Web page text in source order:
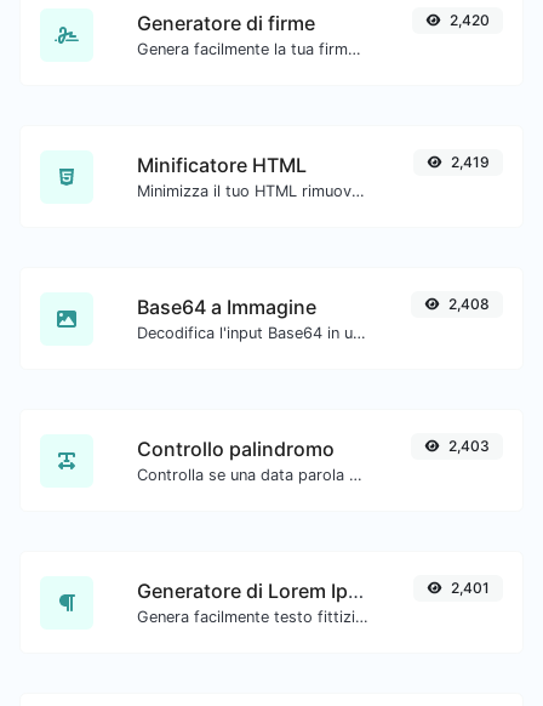
Generatore di firme
Genera facilmente la tua firma personalizzata e scaricala con facilità.
2,420
Minificatore HTML
Minimizza il tuo HTML rimuovendo tutti i caratteri non necessari.
2,419
Base64 a Immagine
Decodifica l'input Base64 in un'immagine.
2,408
Controllo palindromo
Controlla se una data parola o frase è un palindromo (se si legge allo stesso modo avanti e indietro).
2,403
Generatore di Lorem Ipsum
Genera facilmente testo fittizio con il generatore di Lorem Ipsum.
2,401